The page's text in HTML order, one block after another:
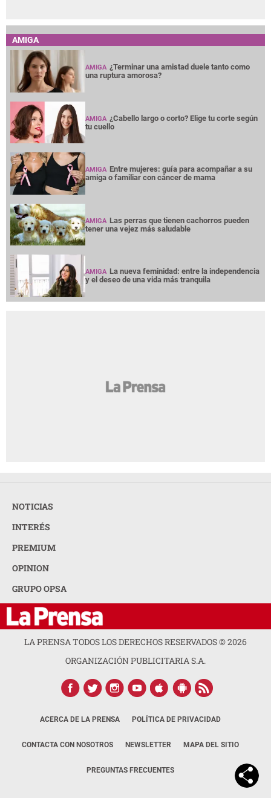
AMIGA
AMIGA ¿Terminar una amistad duele tanto como
una ruptura amorosa?
AMIGA ¿Cabello largo o corto? Elige tu corte según
tu cuello
AMIGA Entre mujeres: guía para acompañar a su
amiga o familiar con cáncer de mama
AMIGA Las perras que tienen cachorros pueden
tener una vejez más saludable
AMIGA La nueva feminidad: entre la independencia
y el deseo de una vida más tranquila
NOTICIAS
INTERÉS
PREMIUM
OPINION
GRUPO OPSA
LA PRENSA TODOS LOS DERECHOS RESERVADOS ©2026
ORGANIZACIÓN PUBLICITARIA S.A.
ACERCA DE LA PRENSA POLÍTICA DE PRIVACIDAD
CONTACTA CON NOSOTROS NEWSLETTER MAPA DEL SITIO
PREGUNTAS FRECUENTES